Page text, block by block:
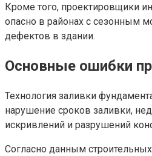
Кроме того, проектировщики
опасно в районах с сезонным
дефектов в здании.
Основные ошибки
Технология заливки
нарушение сроков заливки,
искривлений и разрушений
Согласно данным